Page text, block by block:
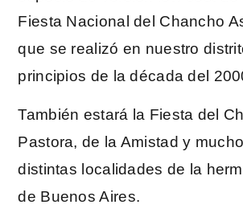
Fiesta Nacional del Chancho
que se realizó en nuestro
principios de la década del
También estará la Fiesta del
Pastora, de la Amistad y
distintas localidades de la
de Buenos Aires.